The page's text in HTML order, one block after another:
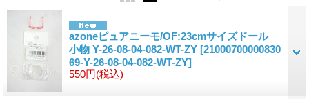
azoneピュアニーモ/OF:23cmサイズドール
小物 Y-26-08-04-082-WT-ZY [21000700000830
69-Y-26-08-04-082-WT-ZY]
550円(税込)